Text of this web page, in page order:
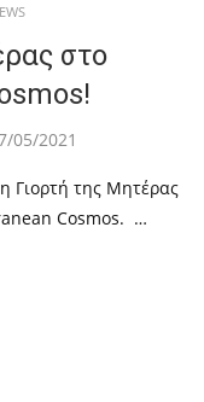
στο
05/2021
Γιορτή της Μητέρας
Cosmos. …